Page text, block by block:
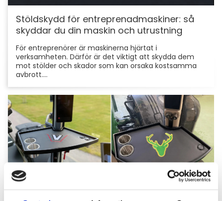
Stöldskydd för entreprenadmaskiner: så
skyddar du din maskin och utrustning
För entreprenörer är maskinerna hjärtat i
verksamheten. Därför är det viktigt att skydda dem
mot stölder och skador som kan orsaka kostsamma
avbrott....